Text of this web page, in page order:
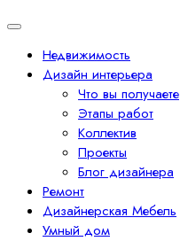
Недвижимость
Дизайн интерьера
Что вы получаете
Этапы работ
Коллектив
Проекты
Блог дизайнера
Ремонт
Дизайнерская Мебель
Умный дом